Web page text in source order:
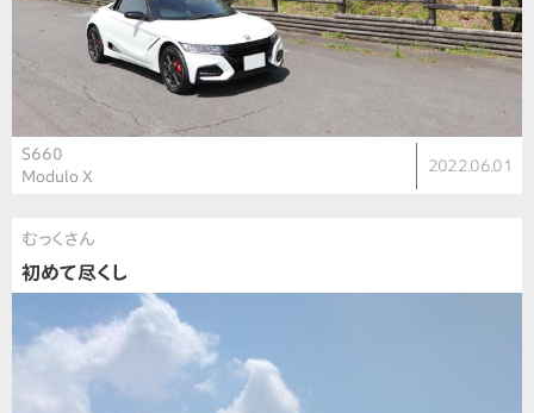
S660
Modulo X
2022.06.01
むっくさん
初めて尽くし